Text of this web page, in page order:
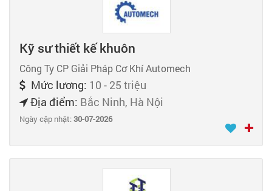
Kỹ sư thiết kế khuôn
Công Ty CP Giải Pháp Cơ Khí Automech
Mức lương: 10 - 25 triệu
Địa điểm: Bắc Ninh, Hà Nội
Ngày cập nhật:30-07-2026